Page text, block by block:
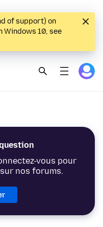
of support) on
Windows 10, see
vous pour
nos forums.